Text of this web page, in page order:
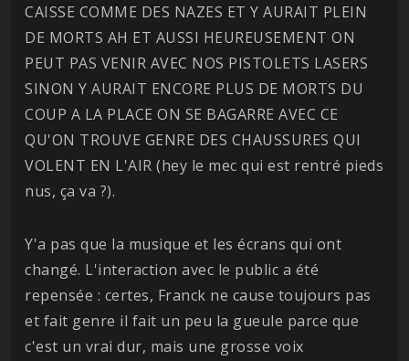
CAISSE COMME DES NAZES ET Y AURAIT PLEIN
DE MORTS AH ET AUSSI HEUREUSEMENT ON
PEUT PAS VENIR AVEC NOS PISTOLETS LASERS
SINON Y AURAIT ENCORE PLUS DE MORTS DU
COUP A LA PLACE ON SE BAGARRE AVEC CE
QU'ON TROUVE GENRE DES CHAUSSURES QUI
VOLENT EN L'AIR (hey le mec qui est rentré pieds
nus, ça va ?).
Y'a pas que la musique et les écrans qui ont
changé. L'interaction avec le public a été
repensée : certes, Franck ne cause toujours pas
et fait genre il fait un peu la gueule parce que
c'est un vrai dur, mais une grosse voix